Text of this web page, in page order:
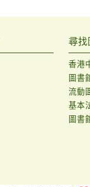
尋找
香港
圖書
流動
基本
圖書